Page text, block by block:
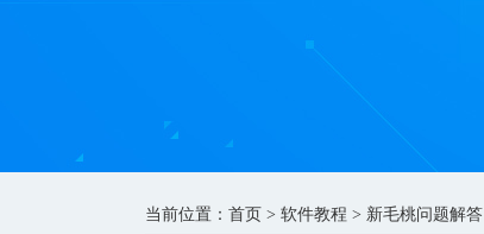
当前位置： 首页 > 软件教程 > 新毛桃问题解答